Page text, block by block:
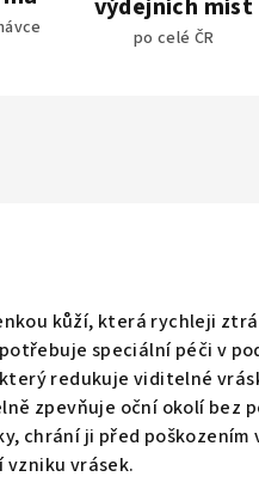
výdejních míst
po celé ČR
kůží, která rychleji
speciální péči v
redukuje viditelné
zpevňuje oční okolí bez
chrání ji před poškozením
vrásek.